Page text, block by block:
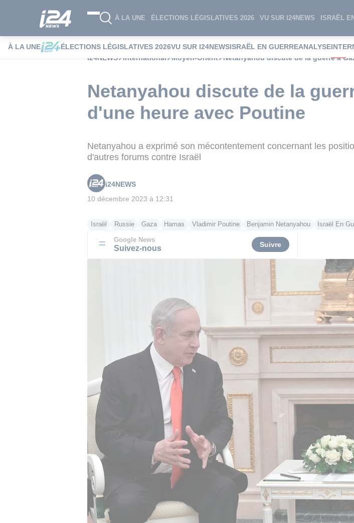
À LA UNE ÉLECTIONS LÉGISLATIVES 2026 VU SUR I24NEWS ISRAËL
À LA UNE ÉLECTIONS LÉGISLATIVES 2026VU SUR I24NEWSISRAËL EN GUERREANALYSE
i24NEWS
International Moyen-Orient Netanyahou discute de la guerre à
Netanyahou discute de la
d'une heure avec Poutine
Netanyahou a exprimé son mécontentement concernant les
d'autres forums contre Israël
i24NEWS
10 décembre 2023 à 12:31
Israël Russie Gaza Hamas Vladimir Poutine Benjamin Netanyahou Israël En
Google News
Suivez-nous Suivre